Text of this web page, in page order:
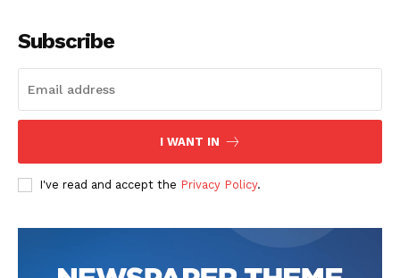
Company
About
Subscription Plans
My account
Subscribe
I WANT IN
I've read and accept the Privacy Policy.